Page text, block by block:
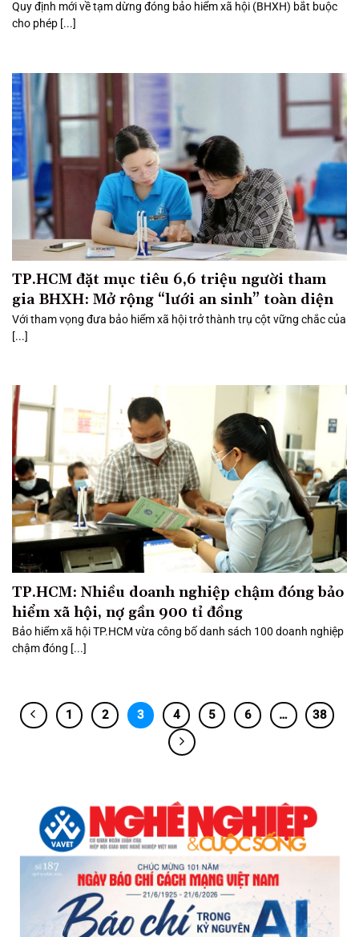
Quy định mới về tạm dừng đóng bảo hiểm xã hội (BHXH) bắt buộc
cho phép [...]
TP.HCM đặt mục tiêu 6,6 triệu người tham
gia BHXH: Mở rộng “lưới an sinh” toàn diện
Với tham vọng đưa bảo hiểm xã hội trở thành trụ cột vững chắc của
[...]
TP.HCM: Nhiều doanh nghiệp chậm đóng bảo
hiểm xã hội, nợ gần 900 tỉ đồng
Bảo hiểm xã hội TP.HCM vừa công bố danh sách 100 doanh nghiệp
chậm đóng [...]
1 2 3 4 5 6 … 38